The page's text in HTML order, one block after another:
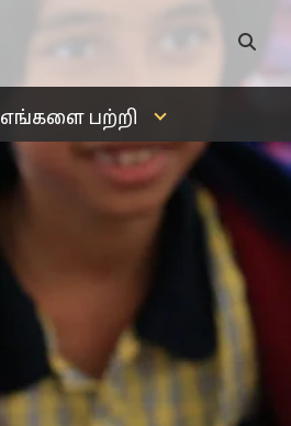
எங்களை பற்றி